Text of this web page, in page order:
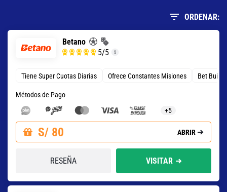
ORDENAR:
Betano
5/5
Tiene Super Cuotas Diarias Ofrece Constantes Misiones Bet
Métodos de Pago
+5
S/ 80 ABRIR
RESEÑA VISITAR